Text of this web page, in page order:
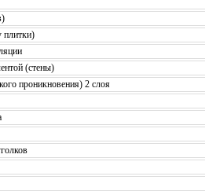
(стены)
проникновения) 2 слоя